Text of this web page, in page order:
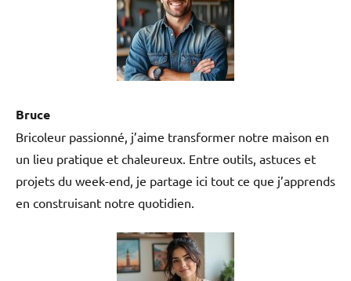
Bruce
Bricoleur passionné, j’aime transformer notre maison en
un lieu pratique et chaleureux. Entre outils, astuces et
projets du week-end, je partage ici tout ce que j’apprends
en construisant notre quotidien.